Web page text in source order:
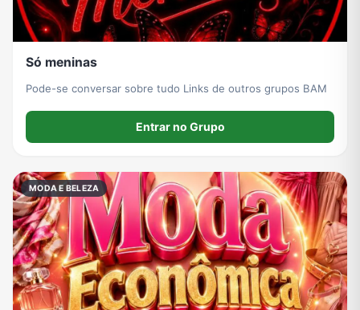
Só meninas
Pode-se conversar sobre tudo Links de outros grupos BAM
Entrar no Grupo
MODA E BELEZA